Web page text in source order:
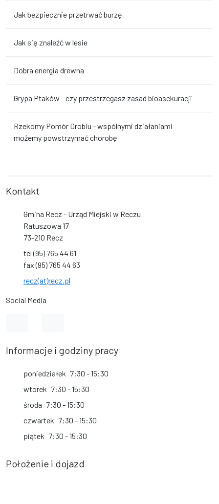
Jak bezpiecznie przetrwać burzę
Jak się znaleźć w lesie
Dobra energia drewna
Grypa Ptaków - czy przestrzegasz zasad bioasekuracji
Rzekomy Pomór Drobiu - wspólnymi działaniami
możemy powstrzymać chorobę
Kontakt
Gmina Recz - Urząd Miejski w Reczu
Ratuszowa 17
73-210 Recz
tel (95) 765 44 61
fax (95) 765 44 63
recz(at)recz.pl
Social Media
Informacje i godziny pracy
poniedziałek 7:30 - 15:30
wtorek 7:30 - 15:30
środa 7:30 - 15:30
czwartek 7:30 - 15:30
piątek 7:30 - 15:30
Położenie i dojazd